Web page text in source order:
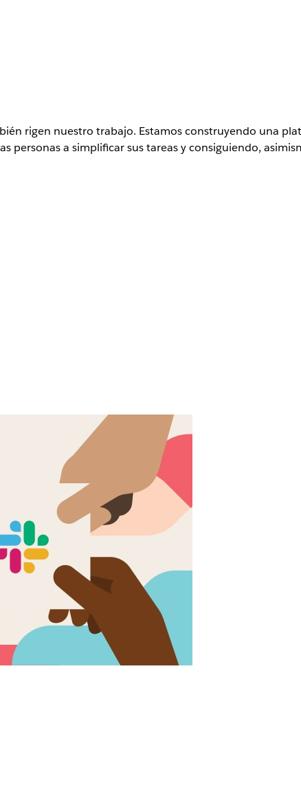
rigen nuestro trabajo. Estamos construyendo una
personas a simplificar sus tareas y consiguiendo,